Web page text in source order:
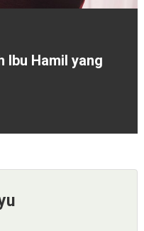
Ibu Hamil yang